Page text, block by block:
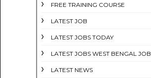
FREE TRAINING COURSE
LATEST JOB
LATEST JOBS TODAY
LATEST JOBS WEST BENGAL JOB
LATEST NEWS